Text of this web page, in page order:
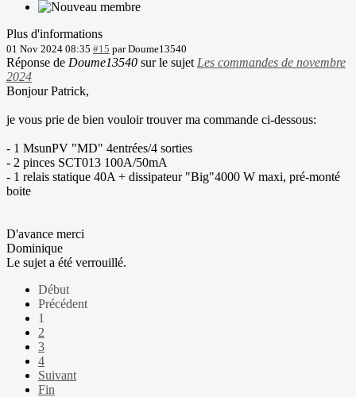
Plus d'informations
01 Nov 2024 08:35 #15 parDoume13540
Réponse de Doume13540 sur le sujet Les commandes de novembre
2024
Bonjour Patrick,
je vous prie de bien vouloir trouver ma commande ci-dessous:
- 1 MsunPV "MD" 4entrées/4 sorties
- 2 pinces SCT013 100A/50mA
- 1 relais statique 40A + dissipateur "Big"4000 W maxi, pré-monté
boite
D'avance merci
Dominique
Le sujet a été verrouillé.
Début
Précédent
1
2
3
4
Suivant
Fin